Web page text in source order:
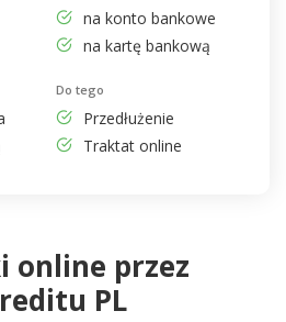
na konto bankowe
na kartę bankową
Do tego
Przedłużenie
Traktat online
online przez
PL